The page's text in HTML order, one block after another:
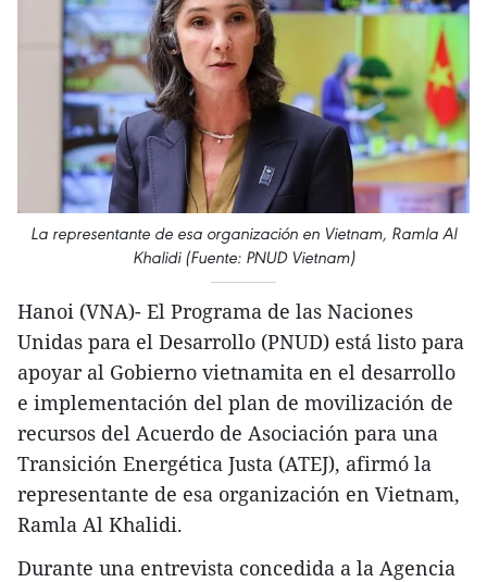
La representante de esa organización en Vietnam, Ramla Al
Khalidi (Fuente: PNUD Vietnam)
Hanoi (VNA)- El Programa de las Naciones
Unidas para el Desarrollo (PNUD) está listo para
apoyar al Gobierno vietnamita en el desarrollo
e implementación del plan de movilización de
recursos del Acuerdo de Asociación para una
Transición Energética Justa (ATEJ), afirmó la
representante de esa organización en Vietnam,
Ramla Al Khalidi.
Durante una entrevista concedida a la Agencia